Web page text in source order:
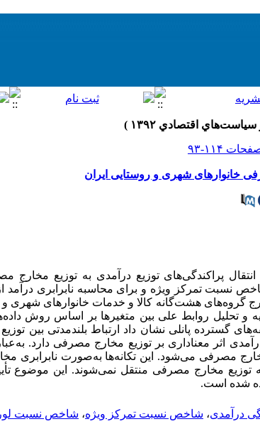
خانوارهای شهری و روستایی ایران
پراکندگی‌های توزیع درآمدی به توزیع
نسبت تمرکز ویژه و برای محاسبه نابرابری
گروه‌های هشت‌گانه کالا و خدمات خانوارهای شهری
تجزیه و تحلیل روابط علی بین متغیرها بر اساس روش
گسترده پانلی نشان داد ارتباط بلندمدتی بین
اثر معناداری بر توزیع مخارج مصرفی دارد.
مخارج مصرفی می‌شود. این تکانه‌ها به‌صورت نابرابری
توزیع مخارج مصرفی منتقل نمی‌شوند. این موضوع
شده است.
درآمدی، شاخص نسبت تمرکز ویژه، شاخص نسبت